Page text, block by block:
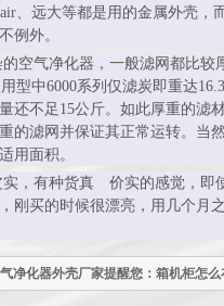
、远大等都是用的金属外壳，
例外。
空气净化器，一般滤网都比较
型中6000系列仅滤炭即重达16.3
还不足 15公斤。如此厚重的滤
的滤网并保证其正常运转。当
用面积。
实，有种货真 价实的感觉，即
刚买的时候很漂亮，用几个月
净化器外壳厂家提醒您：箱机柜怎